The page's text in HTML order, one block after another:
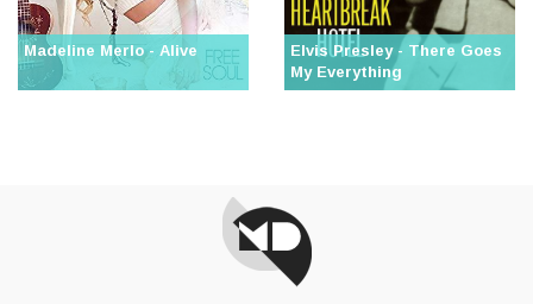
Madeline Merlo - Alive
Elvis Presley - There Goes
My Everything